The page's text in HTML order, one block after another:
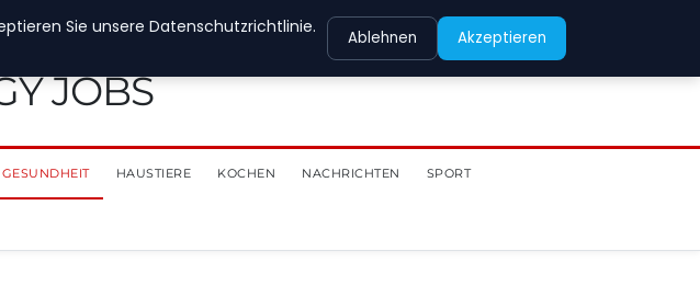
JOBS
GESUNDHEIT HAUSTIERE KOCHEN NACHRICHTEN SPORT
Sie unsere Datenschutzrichtlinie.
Ablehnen Akzeptieren